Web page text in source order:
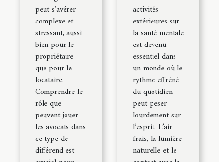
peut s’avérer
complexe et
stressant, aussi
bien pour le
propriétaire
que pour le
locataire.
Comprendre le
rôle que
peuvent jouer
les avocats dans
ce type de
différend est
activités
extérieures sur
la santé mentale
est devenu
essentiel dans
un monde où le
rythme effréné
du quotidien
peut peser
lourdement sur
l’esprit. L’air
frais, la lumière
naturelle et le